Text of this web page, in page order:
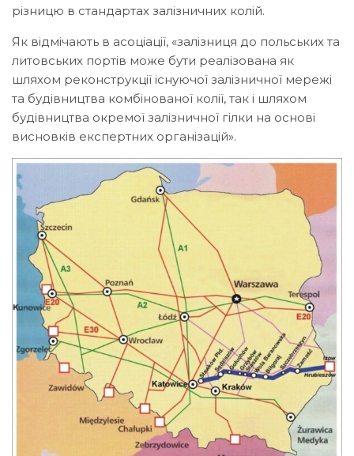
різницю в стандартах залізничних колій.
Як відмічають в асоціації, «залізниця до польських та
литовських портів може бути реалізована як
шляхом реконструкції існуючої залізничної мережі
та будівництва комбінованої колії, так і шляхом
будівництва окремої залізничної гілки на основі
висновків експертних організацій».